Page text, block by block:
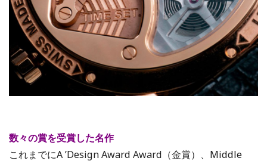
数々の賞を受賞した名作
これまでにA ’Design Award Award（金賞）、Middle